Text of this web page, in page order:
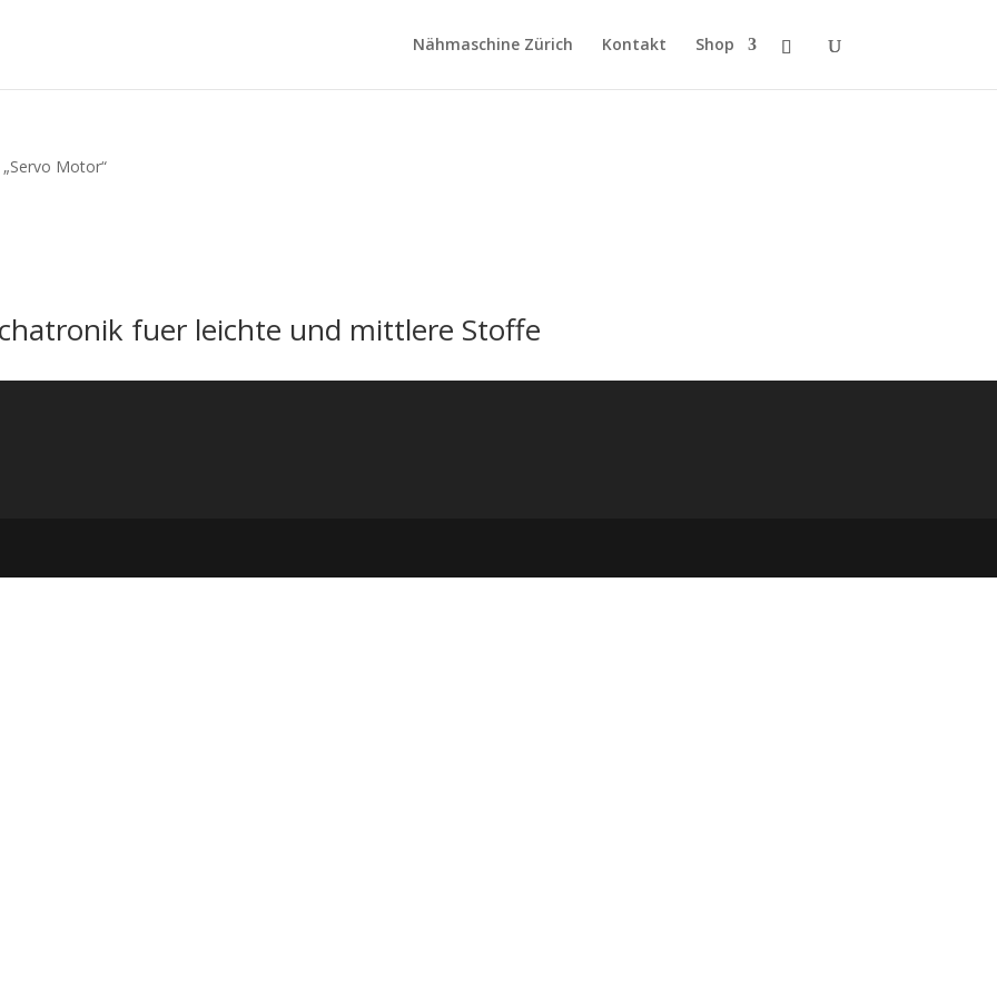
Nähmaschine Zürich Kontakt Shop
Motor“
fuer leichte und mittlere Stoffe